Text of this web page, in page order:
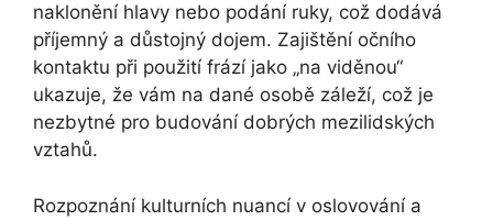
naklonění hlavy nebo podání ruky, což dodává
příjemný a důstojný dojem. Zajištění očního
kontaktu při použití frází jako „na viděnou“
ukazuje, že vám na dané osobě záleží, což je
nezbytné pro budování dobrých mezilidských
vztahů.
Rozpoznání kulturních nuancí v oslovování a